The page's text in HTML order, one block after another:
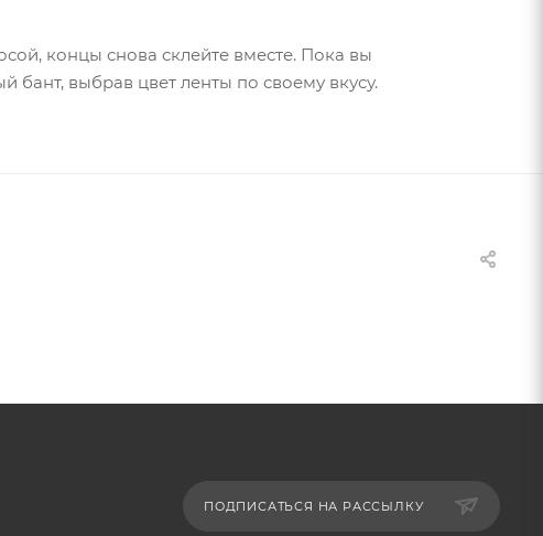
концы снова склейте вместе. Пока вы
бант, выбрав цвет ленты по своему вкусу.
ПОДПИСАТЬСЯ НА РАССЫЛКУ